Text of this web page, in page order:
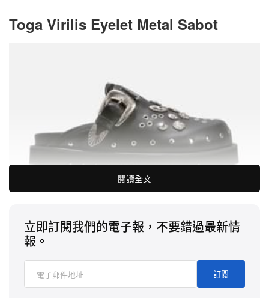
Toga Virilis Eyelet Metal Sabot
Toga Virilis
Eyelet Metal Sabot
$415 USD 購買
購買鏈接：HBX
閱讀全文
立即訂閱我們的電子報，不要錯過最新情
報。
訂閱